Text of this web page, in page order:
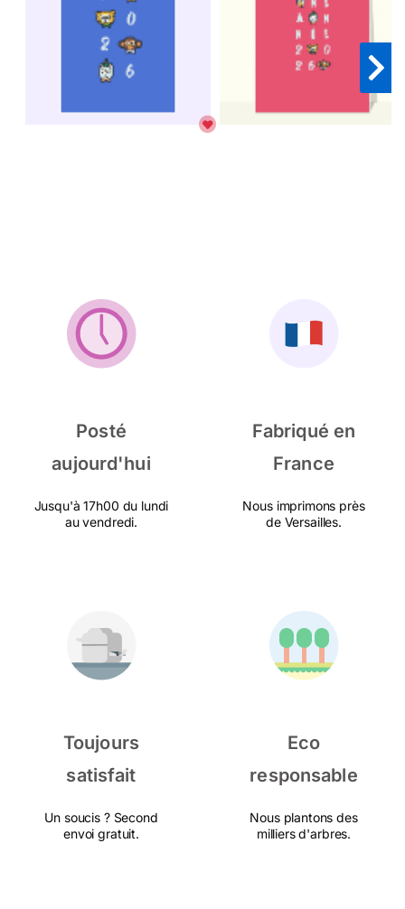
Posté
aujourd'hui
Jusqu'à 17h00 du lundi
au vendredi.
Fabriqué en
France
Nous imprimons près
de Versailles.
Toujours
satisfait
Un soucis ? Second
envoi gratuit.
Eco
responsable
Nous plantons des
milliers d'arbres.